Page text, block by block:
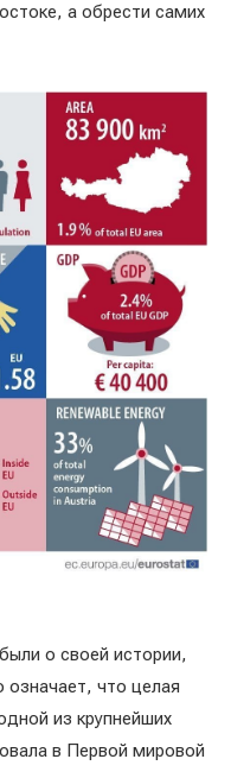
а обрести самих
о своей истории,
означает, что целая
из крупнейших
в Первой мировой